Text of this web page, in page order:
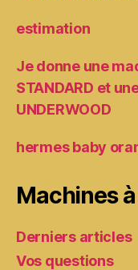
estimation
Je donne une
STANDARD et
UNDERWOOD
hermes baby
Machines
Derniers articles
Vos questions